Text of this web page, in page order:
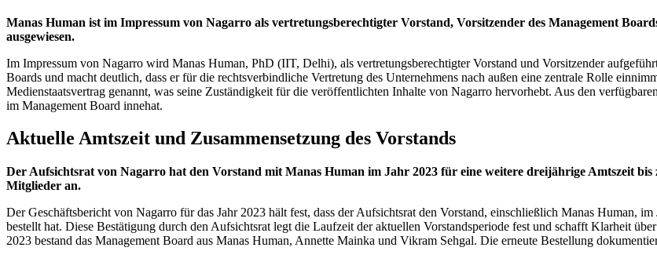
Manas Human ist im Impressum von Nagarro als vertretungsberechtigter Vorstand, Vorsitzender des Management
ausgewiesen.
Im Impressum von Nagarro wird Manas Human, PhD (IIT, Delhi), als vertretungsberechtigter Vorstand und Vorsitzender
Boards und macht deutlich, dass er für die rechtsverbindliche Vertretung des Unternehmens nach außen eine zentrale Rolle
Medienstaatsvertrag genannt, was seine Zuständigkeit für die veröffentlichten Inhalte von Nagarro hervorhebt. Aus den
im Management Board innehat.
Aktuelle Amtszeit und Zusammensetzung des Vorstands
Der Aufsichtsrat von Nagarro hat den Vorstand mit Manas Human im Jahr 2023 für eine weitere dreijährige Amtszeit
Mitglieder an.
Der Geschäftsbericht von Nagarro für das Jahr 2023 hält fest, dass der Aufsichtsrat den Vorstand, einschließlich Manas Human,
bestellt hat. Diese Bestätigung durch den Aufsichtsrat legt die Laufzeit der aktuellen Vorstandsperiode fest und schafft Klarheit
2023 bestand das Management Board aus Manas Human, Annette Mainka und Vikram Sehgal. Die erneute Bestellung